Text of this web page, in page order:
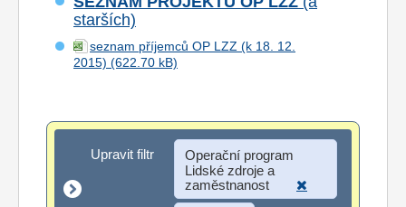
starších)
seznam příjemců OP LZZ (k 18. 12.
2015)
Upravit filtr
Upravit filtr
Operační program
Lidské zdroje a
zaměstnanost